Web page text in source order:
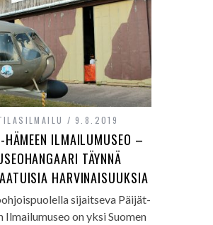
9.8.2019
HÄMEEN ILMAILUMUSEO –
TÄYNNÄ
HARVINAISUUKSIA
sijaitseva Päijät-
Ilmailumuseo on yksi Suomen